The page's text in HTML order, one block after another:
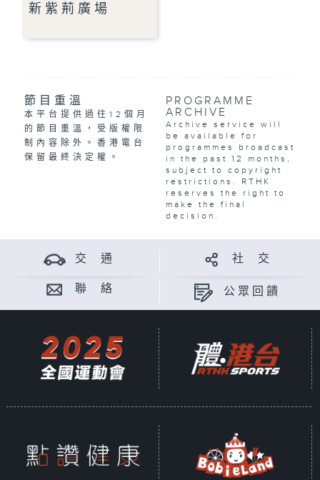
新紫荊廣場
節目重溫
本平台提供過往12個月
的節目重溫，受版權限
制內容除外。香港電台
保留最終決定權。
PROGRAMME
ARCHIVE
Archive service will
be available for
programmes broadcast
in the past 12 months,
subject to copyright
restrictions. RTHK
reserves the right to
make the final
decision.
交 通 社 交
聯 絡 公眾回饋